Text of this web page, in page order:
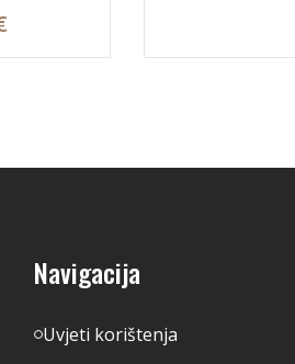
Navigacija
Uvjeti korištenja